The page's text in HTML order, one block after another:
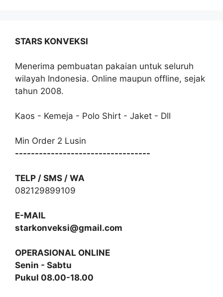
STARS KONVEKSI
Menerima pembuatan pakaian untuk seluruh
wilayah Indonesia. Online maupun offline, sejak
tahun 2008.
Kaos - Kemeja - Polo Shirt - Jaket - Dll
Min Order 2 Lusin
----------------------------------
TELP / SMS / WA
082129899109
E-MAIL
starkonveksi@gmail.com
OPERASIONAL ONLINE
Senin - Sabtu
Pukul 08.00-18.00